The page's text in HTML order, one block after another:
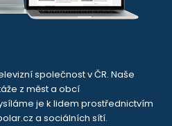
společnost v ČR. Naše
z měst a obcí
je k lidem prostřednictvím
a sociálních sítí.